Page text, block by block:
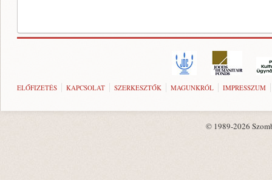
ELŐFIZETÉS KAPCSOLAT SZERKESZTŐK MAGUNKRÓL IMPRESSZUM
© 1989-2026